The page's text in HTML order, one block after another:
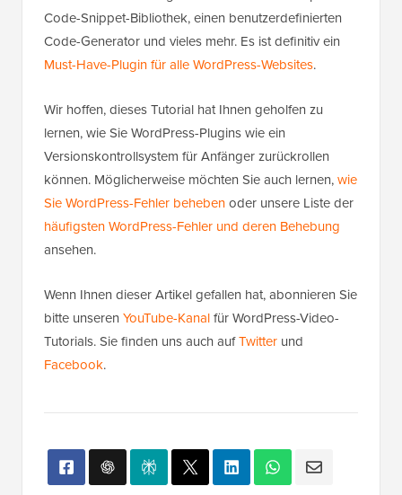
Code-Snippet-Bibliothek, einen benutzerdefinierten
Code-Generator und vieles mehr. Es ist definitiv ein
Must-Have-Plugin für alle WordPress-Websites.
Wir hoffen, dieses Tutorial hat Ihnen geholfen zu
lernen, wie Sie WordPress-Plugins wie ein
Versionskontrollsystem für Anfänger zurückrollen
können. Möglicherweise möchten Sie auch lernen,wie
Sie WordPress-Fehler behebenoder unsere Liste der
häufigsten WordPress-Fehler und deren Behebung
ansehen.
Wenn Ihnen dieser Artikel gefallen hat, abonnieren Sie
bitte unseren YouTube-Kanalfür WordPress-Video-
Tutorials. Sie finden uns auch aufTwitter und
Facebook.